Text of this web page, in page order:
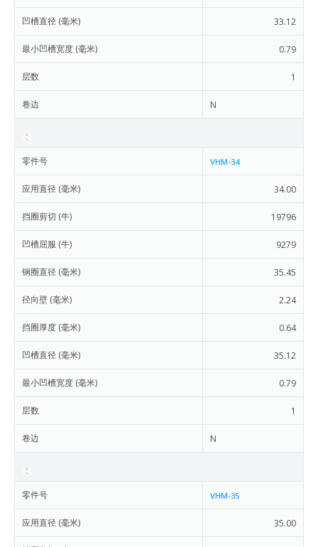
凹槽直径 (毫米) 33.12
最小凹槽宽度 (毫米) 0.79
层数 1
卷边 N
零件号 VHM-34
应用直径 (毫米) 34.00
挡圈剪切 (牛) 19796
凹槽屈服 (牛) 9279
钢圈直径 (毫米) 35.45
径向壁 (毫米) 2.24
挡圈厚度 (毫米) 0.64
凹槽直径 (毫米) 35.12
最小凹槽宽度 (毫米) 0.79
层数 1
卷边 N
零件号 VHM-35
应用直径 (毫米) 35.00